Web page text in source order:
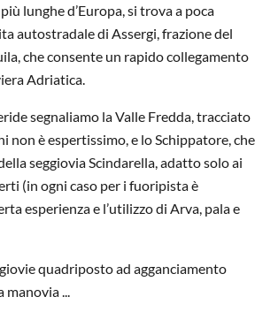
lunghe d’Europa, si trova a poca
autostradale di Assergi, frazione del
che consente un rapido collegamento
Adriatica.
segnaliamo la Valle Fredda, tracciato
non è espertissimo, e lo Schippatore, che
seggiovia Scindarella, adatto solo ai
(in ogni caso per i fuoripista è
esperienza e l’utilizzo di Arva, pala e
quadriposto ad agganciamento
manovia ...